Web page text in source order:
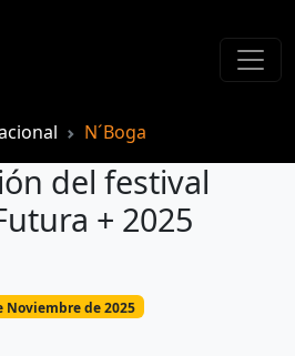
N´Boga
del festival
+ 2025
Noviembre de 2025